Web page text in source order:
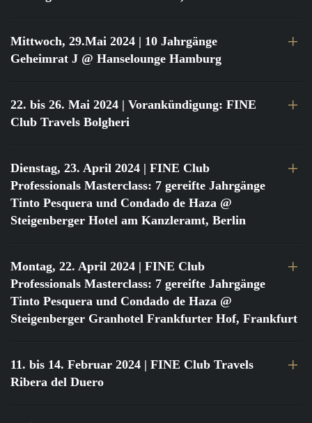
Mittwoch, 29.Mai 2024 | 10 Jahrgänge
Geheimrat J @ Hanselounge Hamburg
22. bis 26. Mai 2024 | Vorankündigung: FINE
Club Travels Bolgheri
Dienstag, 23. April 2024 | FINE Club
Professionals Masterclass: 7 gereifte Jahrgänge
Tinto Pesquera und Condado de Haza @
Steigenberger Hotel am Kanzleramt, Berlin
Montag, 22. April 2024 | FINE Club
Professionals Masterclass: 7 gereifte Jahrgänge
Tinto Pesquera und Condado de Haza @
Steigenberger Granhotel Frankfurter Hof, Frankfurt
11. bis 14. Februar 2024 | FINE Club Travels
Ribera del Duero